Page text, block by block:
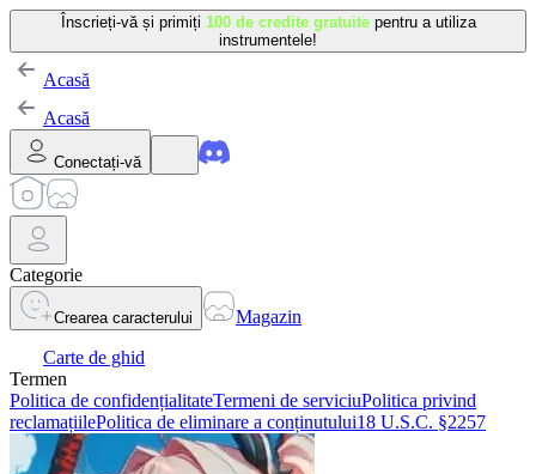
Înscrieți-vă și primiți 100 de credite gratuite pentru a utiliza
instrumentele!
Acasă
Acasă
Conectați-vă
Categorie
Crearea caracterului
Magazin
Carte de ghid
Termen
Politica de confidențialitateTermeni de serviciuPolitica privind
reclamațiilePolitica de eliminare a conținutului18 U.S.C. §2257